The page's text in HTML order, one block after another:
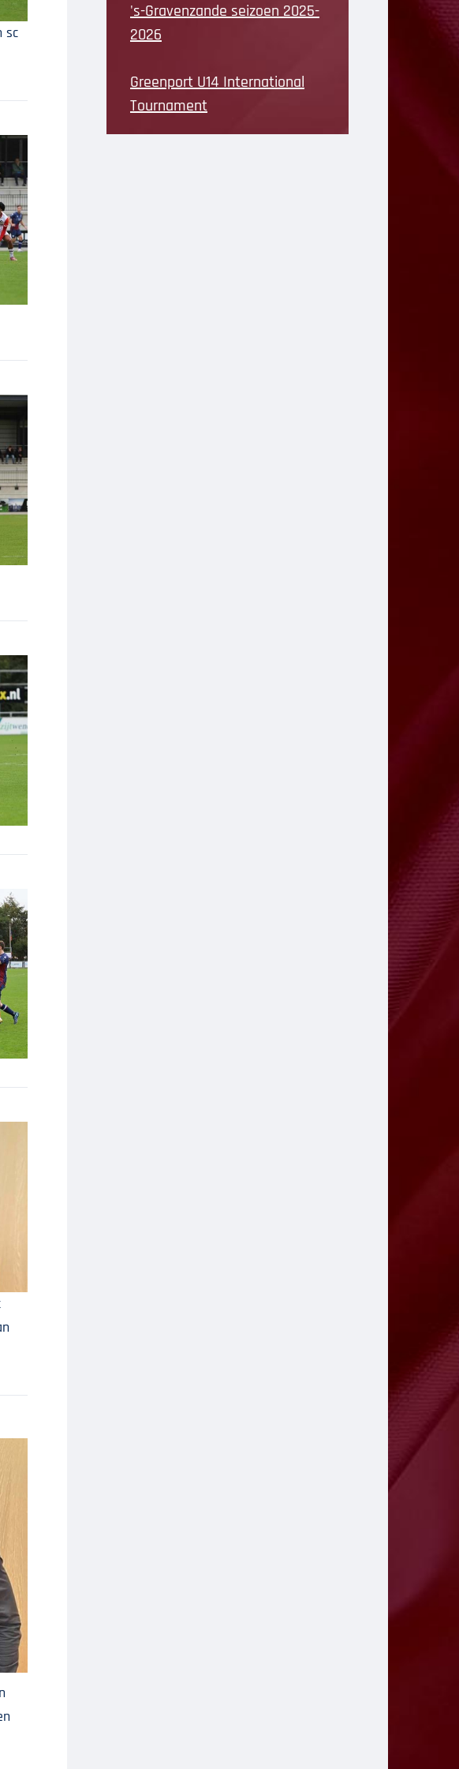
sc
's-Gravenzande seizoen 2025-
2026
Greenport U14 International
Tournament